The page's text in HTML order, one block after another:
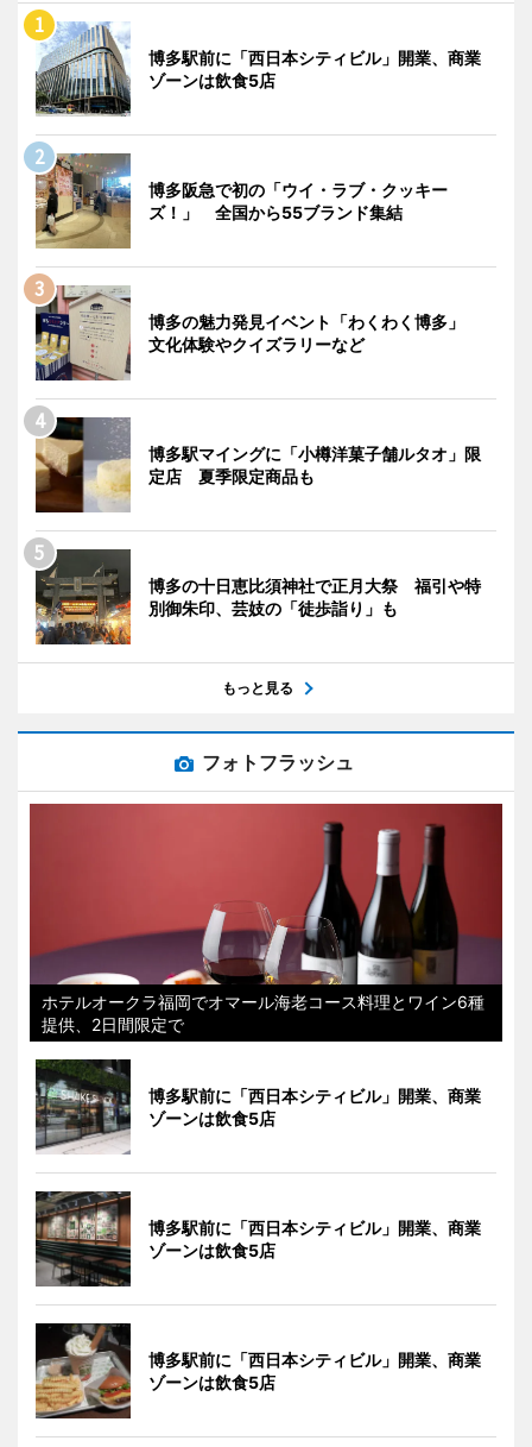
博多駅前に「西日本シティビル」開業、商業
ゾーンは飲食5店
博多阪急で初の「ウイ・ラブ・クッキー
ズ！」 全国から55ブランド集結
博多の魅力発見イベント「わくわく博多」
文化体験やクイズラリーなど
博多駅マイングに「小樽洋菓子舗ルタオ」限
定店 夏季限定商品も
博多の十日恵比須神社で正月大祭 福引や特
別御朱印、芸妓の「徒歩詣り」も
もっと見る
フォトフラッシュ
ホテルオークラ福岡でオマール海老コース料理とワイン6種
提供、2日間限定で
博多駅前に「西日本シティビル」開業、商業
ゾーンは飲食5店
博多駅前に「西日本シティビル」開業、商業
ゾーンは飲食5店
博多駅前に「西日本シティビル」開業、商業
ゾーンは飲食5店